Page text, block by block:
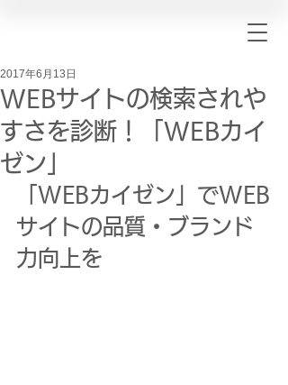
WEBサイトの検索されや
すさを診断！「WEBカイ
ゼン」
2017年6月13日
「WEBカイゼン」でWEB
サイトの品質・ブランド
力向上を